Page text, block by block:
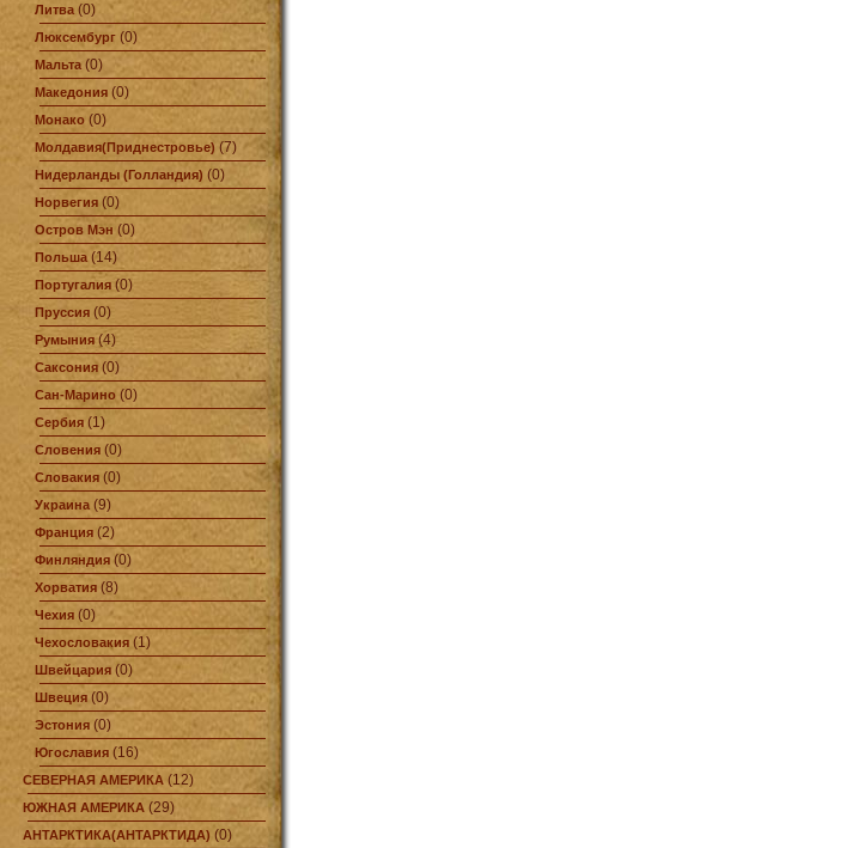
Литва(0)
Люксембург (0)
Мальта (0)
Македония (0)
Монако (0)
Молдавия(Приднестровье) (7)
Нидерланды (Голландия) (0)
Норвегия (0)
Остров Мэн (0)
Польша(14)
Португалия (0)
Пруссия (0)
Румыния (4)
Саксония (0)
Сан-Марино (0)
Сербия (1)
Словения (0)
Словакия (0)
Украина (9)
Франция (2)
Финляндия (0)
Хорватия (8)
Чехия (0)
Чехословакия (1)
Швейцария (0)
Швеция (0)
Эстония (0)
Югославия (16)
СЕВЕРНАЯ АМЕРИКА (12)
ЮЖНАЯ АМЕРИКА (29)
АНТАРКТИКА(АНТАРКТИДА) (0)